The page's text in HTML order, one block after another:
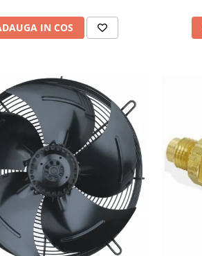
IN COS